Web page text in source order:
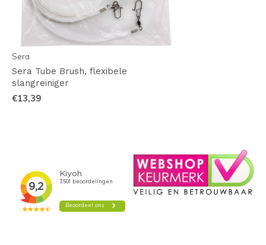
Sera
Sera Tube Brush, flexibele
slangreiniger
€13,39